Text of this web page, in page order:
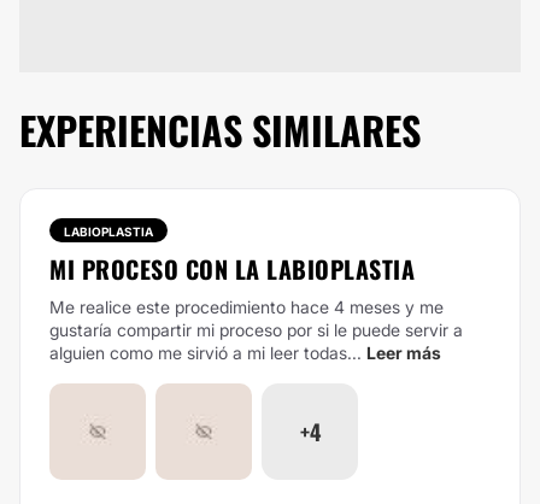
EXPERIENCIAS SIMILARES
LABIOPLASTIA
MI PROCESO CON LA LABIOPLASTIA
Me realice este procedimiento hace 4 meses y me
gustaría compartir mi proceso por si le puede servir a
alguien como me sirvió a mi leer todas... Leer más
+4